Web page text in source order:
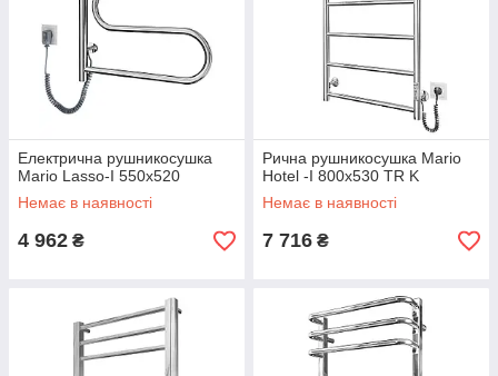
Електрична рушникосушка
Mario Lasso-I 550x520
Немає в наявності
4 962 ₴
Рична рушникосушка Mario
Hotel -I 800x530 TR K
Немає в наявності
7 716 ₴